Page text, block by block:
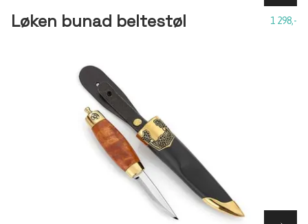
Løken bunad beltestøl 1 298,-